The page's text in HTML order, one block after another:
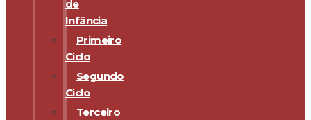
de
Infância
Primeiro
Ciclo
Segundo
Ciclo
Terceiro